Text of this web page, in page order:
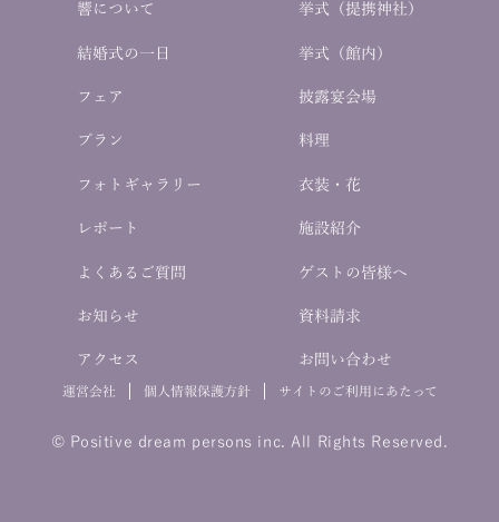
響について
結婚式の一日
フェア
プラン
フォトギャラリー
レポート
よくあるご質問
お知らせ
アクセス
挙式（提携神社）
挙式（館内）
披露宴会場
料理
衣装・花
施設紹介
ゲストの皆様へ
資料請求
お問い合わせ
運営会社 個人情報保護方針 サイトのご利用にあたって
© Positive dream persons inc. All Rights Reserved.